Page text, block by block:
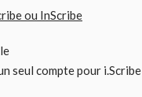
ou InScribe
seul compte pour i.Scribe